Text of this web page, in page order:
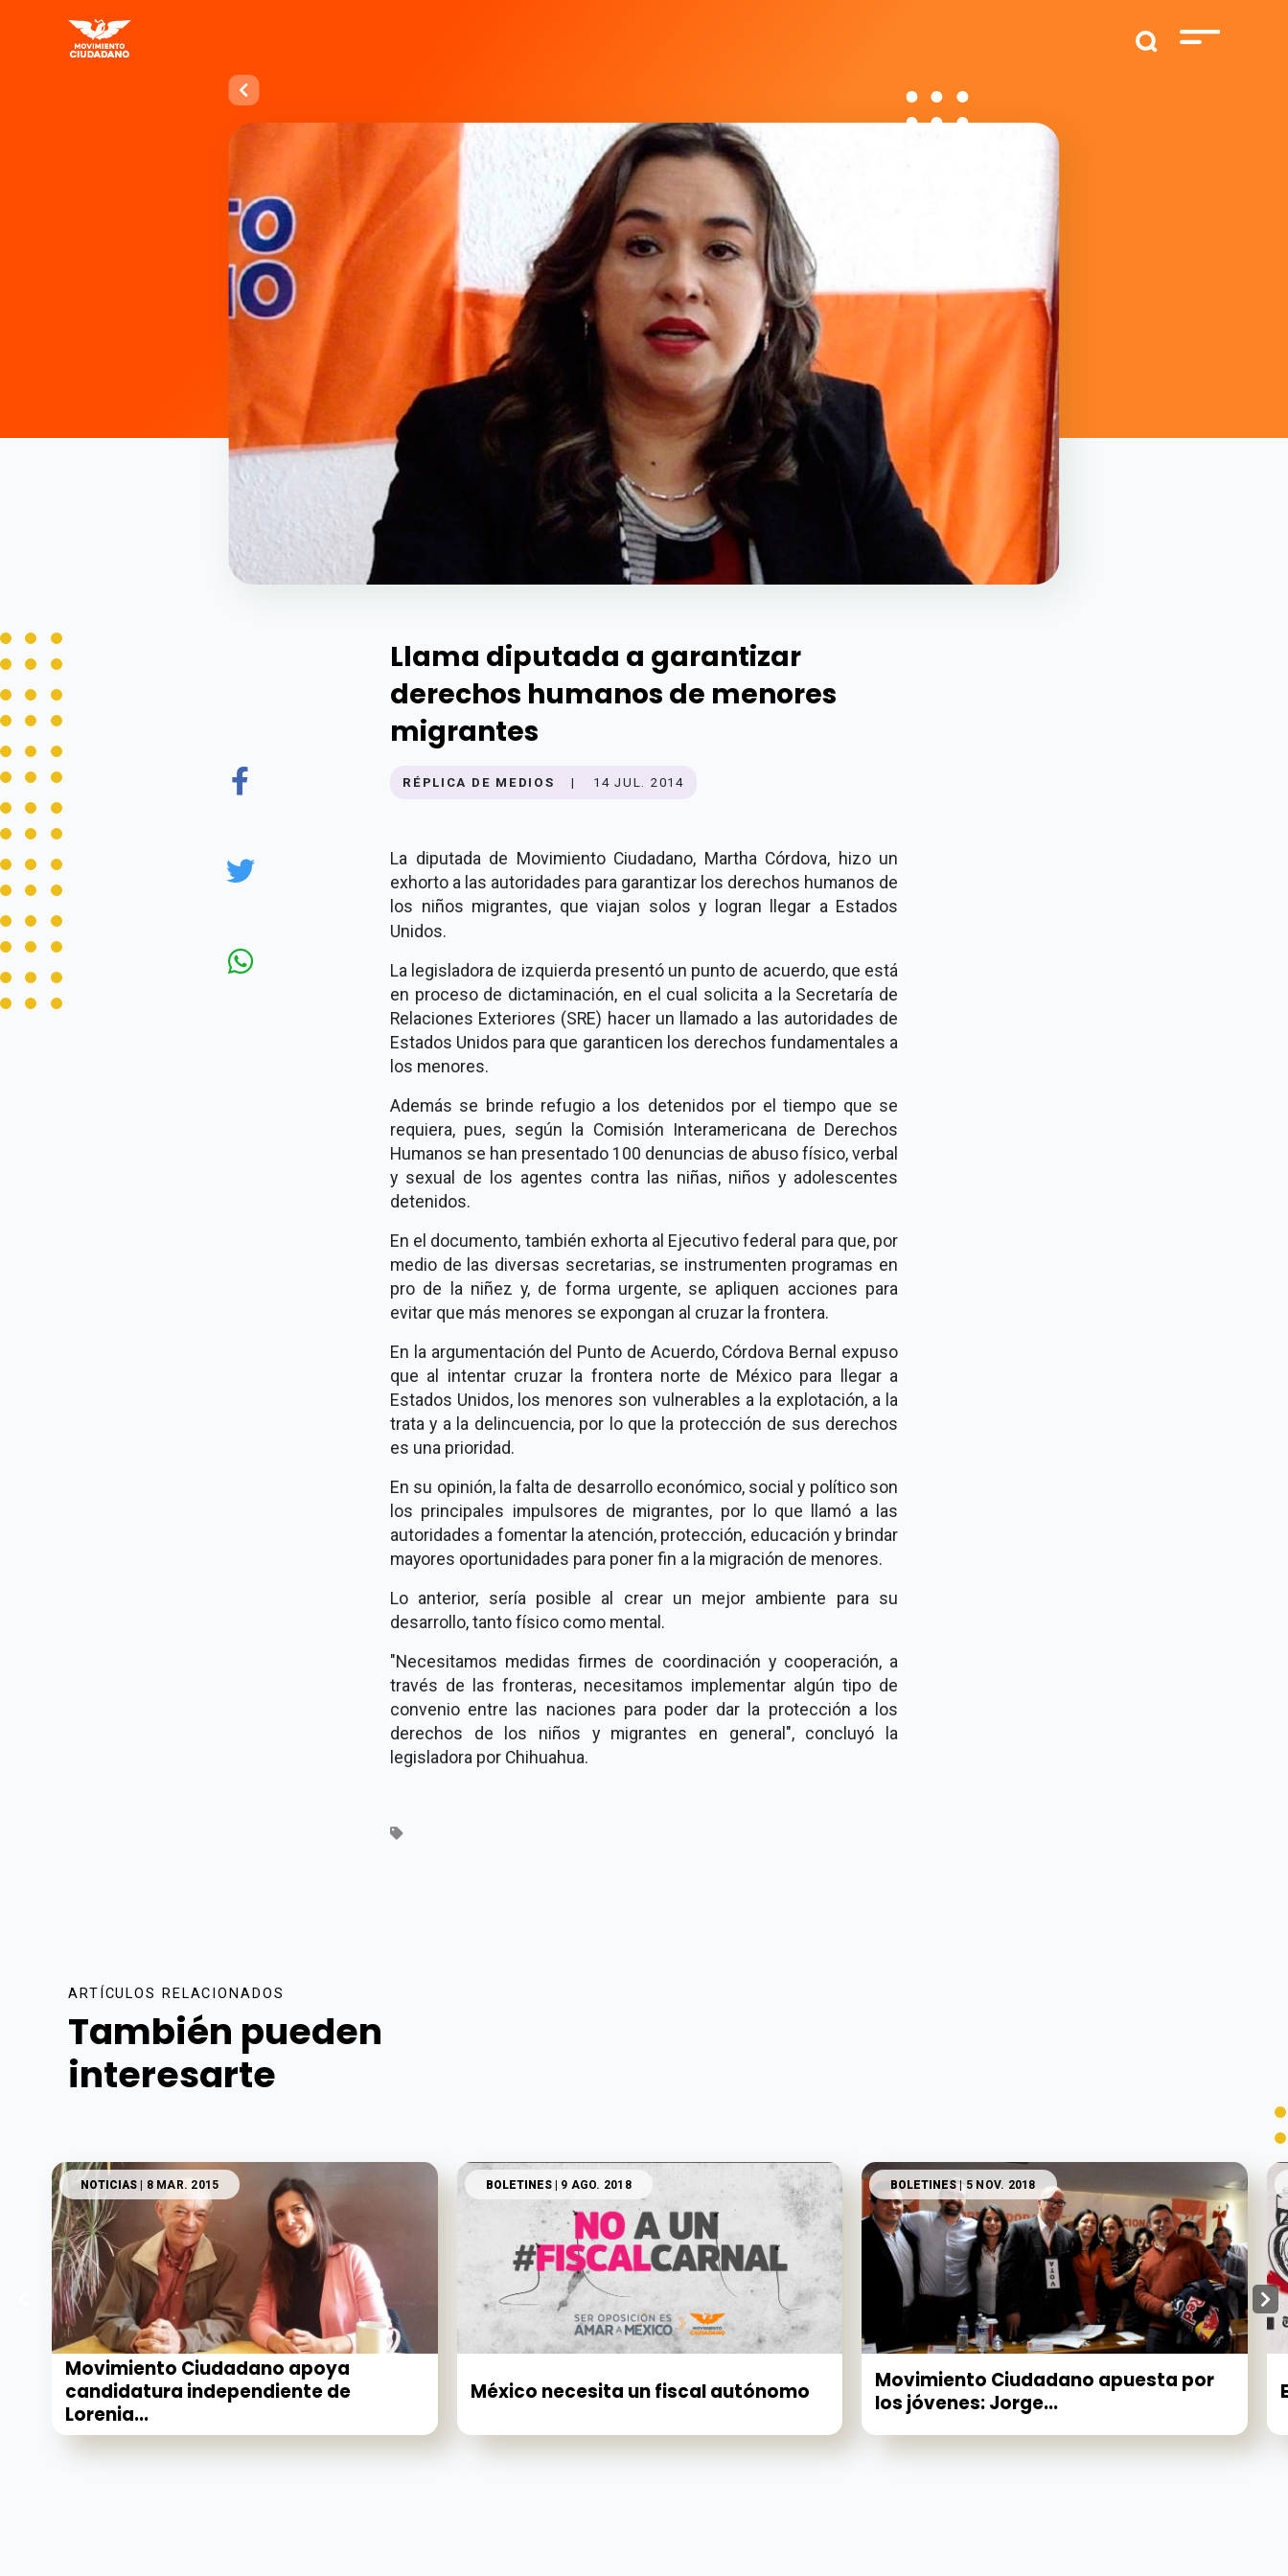
Llama diputada a garantizar
derechos humanos de menores
migrantes
RÉPLICA DE MEDIOS | 14 JUL. 2014
La diputada de Movimiento Ciudadano, Martha Córdova, hizo un
exhorto a las autoridades para garantizar los derechos humanos de
los niños migrantes, que viajan solos y logran llegar a Estados
Unidos.
La legisladora de izquierda presentó un punto de acuerdo, que está
en proceso de dictaminación, en el cual solicita a la Secretaría de
Relaciones Exteriores (SRE) hacer un llamado a las autoridades de
Estados Unidos para que garanticen los derechos fundamentales a
los menores.
Además se brinde refugio a los detenidos por el tiempo que se
requiera, pues, según la Comisión Interamericana de Derechos
Humanos se han presentado 100 denuncias de abuso físico, verbal
y sexual de los agentes contra las niñas, niños y adolescentes
detenidos.
En el documento, también exhorta al Ejecutivo federal para que, por
medio de las diversas secretarias, se instrumenten programas en
pro de la niñez y, de forma urgente, se apliquen acciones para
evitar que más menores se expongan al cruzar la frontera.
En la argumentación del Punto de Acuerdo, Córdova Bernal expuso
que al intentar cruzar la frontera norte de México para llegar a
Estados Unidos, los menores son vulnerables a la explotación, a la
trata y a la delincuencia, por lo que la protección de sus derechos
es una prioridad.
En su opinión, la falta de desarrollo económico, social y político son
los principales impulsores de migrantes, por lo que llamó a las
autoridades a fomentar la atención, protección, educación y brindar
mayores oportunidades para poner fin a la migración de menores.
Lo anterior, sería posible al crear un mejor ambiente para su
desarrollo, tanto físico como mental.
"Necesitamos medidas firmes de coordinación y cooperación, a
través de las fronteras, necesitamos implementar algún tipo de
convenio entre las naciones para poder dar la protección a los
derechos de los niños y migrantes en general", concluyó la
legisladora por Chihuahua.
ARTÍCULOS RELACIONADOS
También pueden
interesarte
NOTICIAS | 8 MAR. 2015
Movimiento Ciudadano apoya
candidatura independiente de
Lorenia...
BOLETINES| 9 AGO. 2018
México necesita un fiscal autónomo
BOLETINES| 5 NOV. 2018
Movimiento Ciudadano apuesta por
los jóvenes: Jorge...